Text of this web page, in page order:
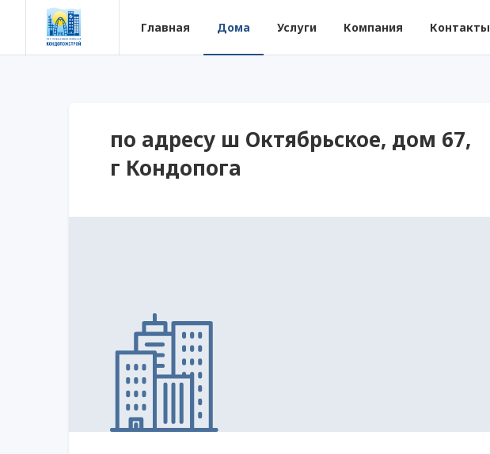
Главная Дома Услуги Компания Контакты
по адресу ш Октябрьское, дом 67,
г Кондопога